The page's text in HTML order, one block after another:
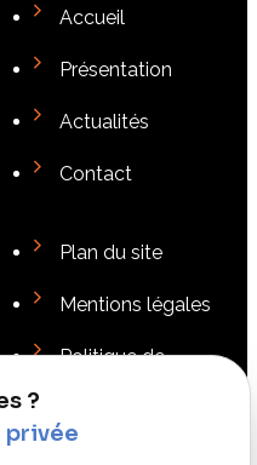
Accueil
Présentation
Actualités
Contact
Plan du site
Mentions légales
Politique de
confidentialité
Gestion des
?
privée